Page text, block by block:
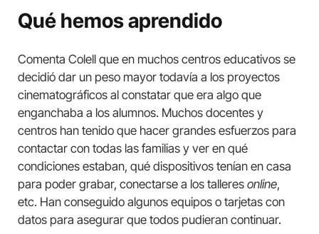
Qué hemos aprendido
Comenta Colell que en muchos centros educativos se
decidió dar un peso mayor todavía a los proyectos
cinematográficos al constatar que era algo que
enganchaba a los alumnos. Muchos docentes y
centros han tenido que hacer grandes esfuerzos para
contactar con todas las familias y ver en qué
condiciones estaban, qué dispositivos tenían en casa
para poder grabar, conectarse a los talleres online,
etc. Han conseguido algunos equipos o tarjetas con
datos para asegurar que todos pudieran continuar.